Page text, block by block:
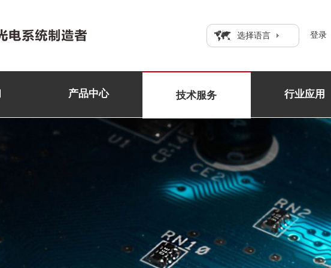
选择语言 登录
产品中心 技术服务 行业应用